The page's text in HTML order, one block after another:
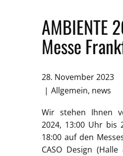
AMBIENTE
Messe
28. November 2023
Allgemein, news
Wir stehen Ihnen
2024, 13:00 Uhr bis
18:00 auf den
CASO Design